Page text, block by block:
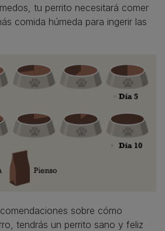
tu perrito necesitará comer
comida húmeda para ingerir las
sobre cómo
tendrás un perrito sano y feliz